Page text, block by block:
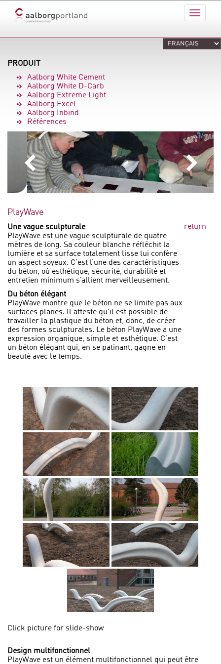
PRODUIT
Aalborg White Cement
Aalborg White D-Carb
Aalborg Extreme Light
Aalborg Excel
Aalborg Inbind
Références
PlayWave
return
Une vague sculpturale
PlayWave est une vague sculpturale de quatre
mètres de long. Sa couleur blanche réfléchit la
lumière et sa surface totalement lisse lui confère
un aspect soyeux. C’est l’une des caractéristiques
du béton, où esthétique, sécurité, durabilité et
entretien minimum s’allient merveilleusement.
Du béton élégant
PlayWave montre que le béton ne se limite pas aux
surfaces planes. Il atteste qu’il est possible de
travailler la plastique du béton et, donc, de créer
des formes sculpturales. Le béton PlayWave a une
expression organique, simple et esthétique. C’est
un béton élégant qui, en se patinant, gagne en
beauté avec le temps.
Click picture for slide-show
Design multifonctionnel
PlayWave est un élément multifonctionnel qui peut être